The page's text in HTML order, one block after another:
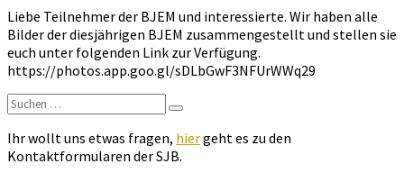
Liebe Teilnehmer der BJEM und interessierte. Wir haben alle
Bilder der diesjährigen BJEM zusammengestellt und stellen sie
euch unter folgenden Link zur Verfügung.
https://photos.app.goo.gl/sDLbGwF3NFUrWWq29
Suchen
nach:
Suchen
Ihr wollt uns etwas fragen, hiergeht es zu den
Kontaktformularen der SJB.